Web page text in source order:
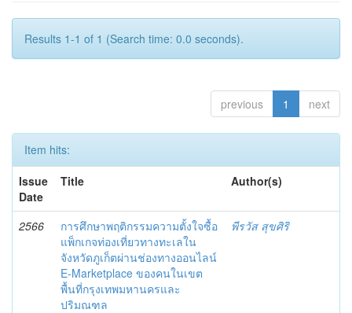
Results 1-1 of 1 (Search time: 0.0 seconds).
previous 1 next
Item hits:
Issue
Date
Title Author(s)
2566
การศึกษาพฤติกรรมความตั้งใจซื้อ
แพ็กเกจท่องเที่ยวทางทะเลใน
จังหวัดภูเก็ตผ่านช่องทางออนไลน์
E-Marketplace ของคนในเขต
พื้นที่กรุงเทพมหานครและ
ปริมณฑล
พีรวัส สุขศิริ